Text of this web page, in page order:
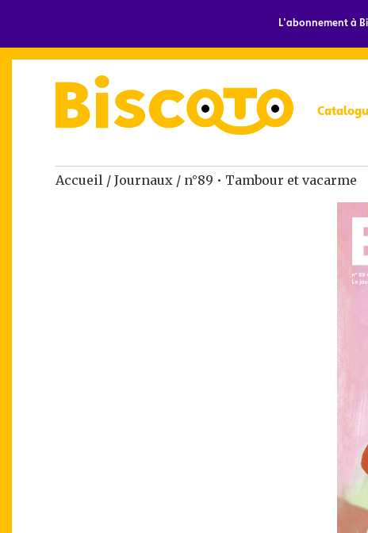
L'abonnement à
Accueil / Journaux / n°89 • Tambour et vacarme